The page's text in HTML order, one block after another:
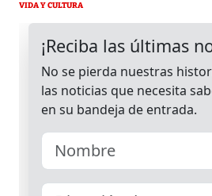
VIDA Y CULTURA